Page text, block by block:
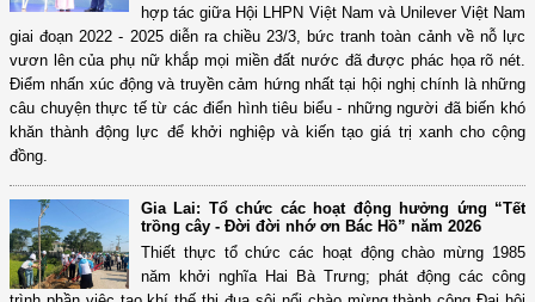
hợp tác giữa Hội LHPN Việt Nam và Unilever Việt Nam
giai đoạn 2022 - 2025 diễn ra chiều 23/3, bức tranh toàn cảnh về nỗ lực
vươn lên của phụ nữ khắp mọi miền đất nước đã được phác họa rõ nét.
Điểm nhấn xúc động và truyền cảm hứng nhất tại hội nghị chính là những
câu chuyện thực tế từ các điển hình tiêu biểu - những người đã biến khó
khăn thành động lực để khởi nghiệp và kiến tạo giá trị xanh cho cộng
đồng.
Gia Lai: Tổ chức các hoạt động hưởng ứng “Tết
trồng cây - Đời đời nhớ ơn Bác Hồ” năm 2026
Thiết thực tổ chức các hoạt động chào mừng 1985
năm khởi nghĩa Hai Bà Trưng; phát động các công